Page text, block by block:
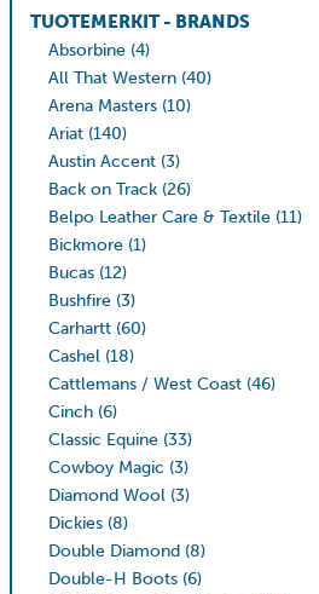
TUOTEMERKIT - BRANDS
Absorbine (4)
All That Western (40)
Arena Masters (10)
Ariat (140)
Austin Accent (3)
Back on Track (26)
Belpo Leather Care & Textile (11)
Bickmore (1)
Bucas (12)
Bushfire (3)
Carhartt (60)
Cashel (18)
Cattlemans / West Coast (46)
Cinch (6)
Classic Equine (33)
Cowboy Magic (3)
Diamond Wool (3)
Dickies (8)
Double Diamond (8)
Double-H Boots (6)